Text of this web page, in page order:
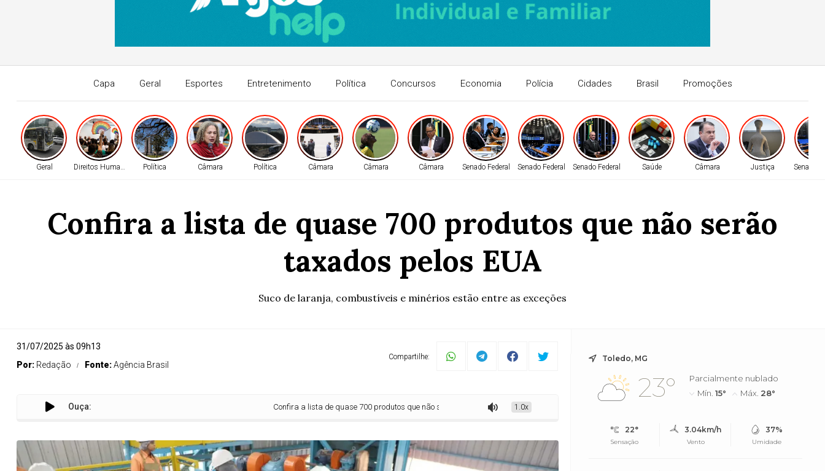
Capa Geral Esportes Entretenimento Política Concursos Economia Polícia Cidades Brasil Promoções
Geral Direitos Humanos Política Câmara Política Câmara Câmara Câmara Senado Federal Senado Federal Senado Federal Saúde Câmara Justiça Senado
Confira a lista de quase 700 produtos que não serão
taxados pelos EUA
Suco de laranja, combustíveis e minérios estão entre as exceções
31/07/2025 às 09h13
Por: Redação Fonte:Agência Brasil
Compartilhe:
Ouça: Confira a lista de quase 700 produtos que não serão taxados pelos EUA 1.0x
Toledo, MG
23°
Parcialmente nublado
Mín.15° Máx. 28°
22°
Sensação
3.04km/h
Vento
37%
Umidade